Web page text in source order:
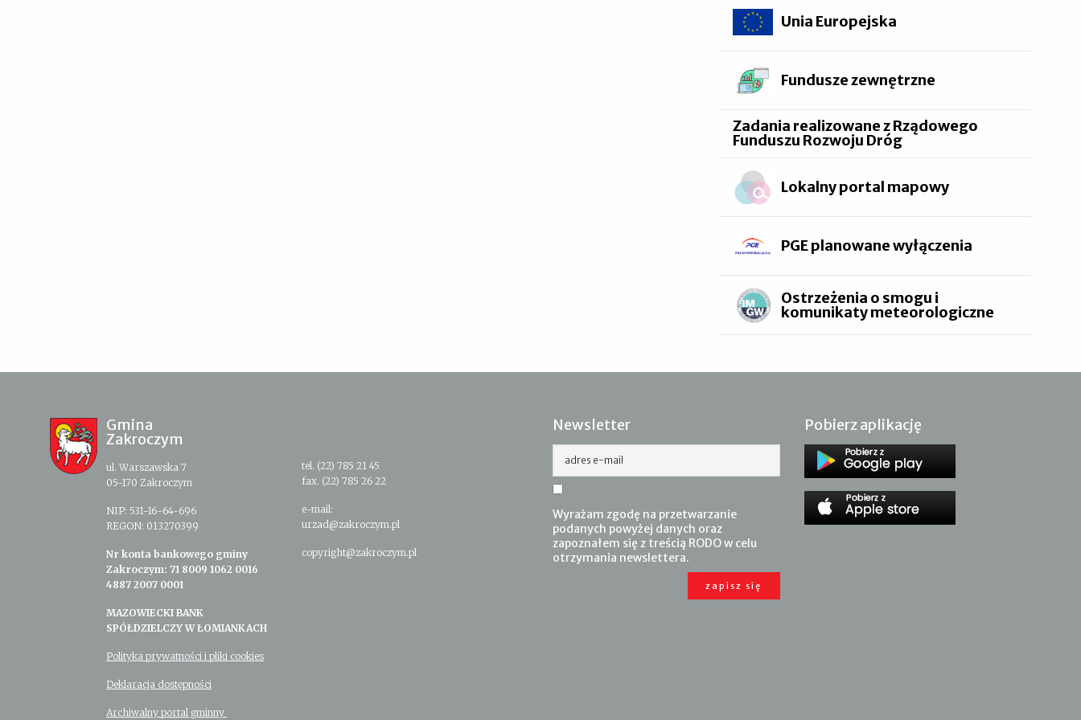
Unia Europejska
Fundusze zewnętrzne
Zadania realizowane z Rządowego
Funduszu Rozwoju Dróg
Lokalny portal mapowy
PGE planowane wyłączenia
Ostrzeżenia o smogu i
komunikaty meteorologiczne
Gmina
Zakroczym
ul. Warszawska 7
05-170 Zakroczym
NIP: 531-16-64-696
REGON: 013270399
Nr konta bankowego gminy
Zakroczym: 71 8009 1062 0016
4887 2007 0001
MAZOWIECKI BANK
SPÓŁDZIELCZY W ŁOMIANKACH
Polityka prywatności i pliki cookies
Deklaracja dostępności
Archiwalny portal gminny
tel. (22) 785 21 45
fax. (22) 785 26 22
e-mail:
urzad@zakroczym.pl
copyright@zakroczym.pl
Newsletter
adres e-mail
Wyrażam zgodę na przetwarzanie
podanych powyżej danych oraz
zapoznałem się z treścią RODO w celu
otrzymania newslettera.
Pobierz aplikację